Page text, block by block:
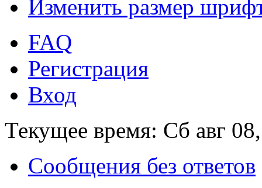
Изменить размер
FAQ
Регистрация
Вход
Текущее время: Сб авг
Сообщения без ответов